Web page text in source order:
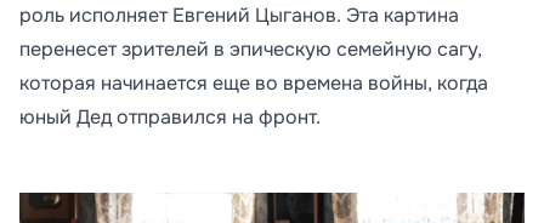
роль исполняет Евгений Цыганов. Эта картина
перенесет зрителей в эпическую семейную сагу,
которая начинается еще во времена войны, когда
юный Дед отправился на фронт.